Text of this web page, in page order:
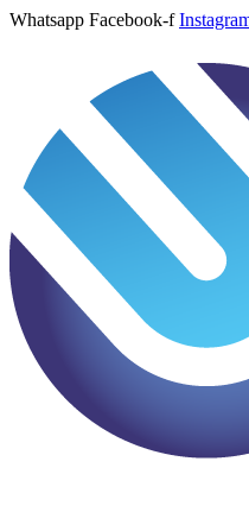
Whatsapp Facebook-f